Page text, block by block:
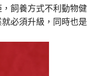
飼養方式不利動物
必須升級，同時也